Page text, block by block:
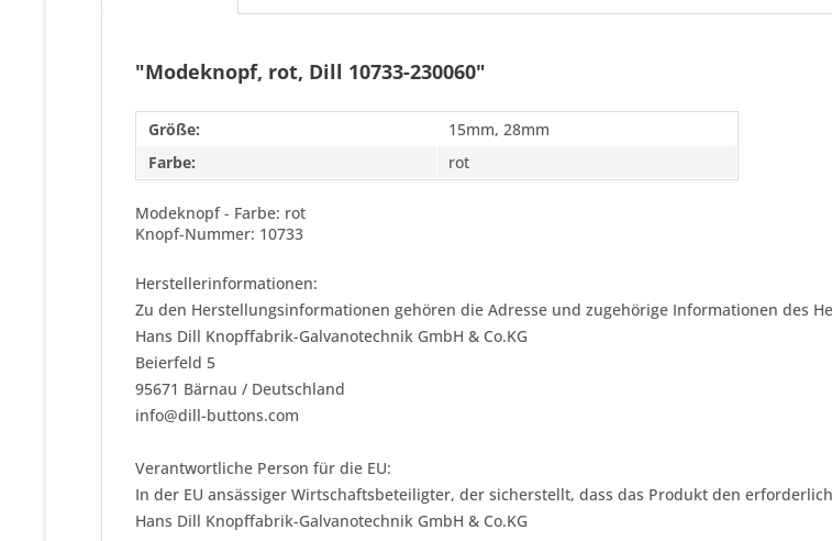
"Modeknopf, rot, Dill 10733-230060"
Größe:
15mm, 28mm
Farbe:
rot
Modeknopf - Farbe: rot
Knopf-Nummer: 10733
Herstellerinformationen:
Zu den Herstellungsinformationen gehören die Adresse und zugehörige Informationen des
Hans Dill Knopffabrik-Galvanotechnik GmbH & Co.KG
Beierfeld 5
95671 Bärnau / Deutschland
info@dill-buttons.com
Verantwortliche Person für die EU:
In der EU ansässiger Wirtschaftsbeteiligter, der sicherstellt, dass das Produkt den
Hans Dill Knopffabrik-Galvanotechnik GmbH & Co.KG